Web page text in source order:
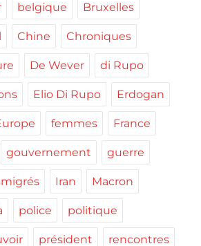
belgique Bruxelles
Chine Chroniques
De Wever di Rupo
Elio Di Rupo Erdogan
femmes France
gouvernement guerre
Iran Macron
police politique
président rencontres